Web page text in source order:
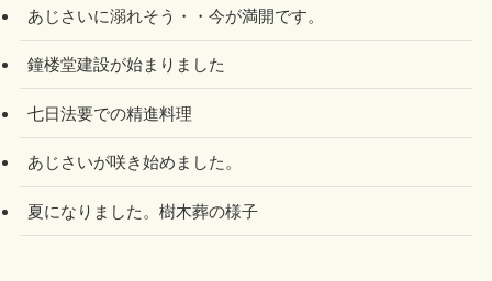
あじさいに溺れそう・・今が満開です。
鐘楼堂建設が始まりました
七日法要での精進料理
あじさいが咲き始めました。
夏になりました。樹木葬の様子